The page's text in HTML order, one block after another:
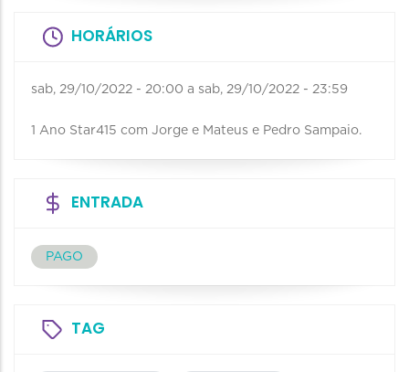
HORÁRIOS
sab, 29/10/2022 - 20:00 a sab, 29/10/2022 - 23:59
1 Ano Star415 com Jorge e Mateus e Pedro Sampaio.
ENTRADA
PAGO
TAG